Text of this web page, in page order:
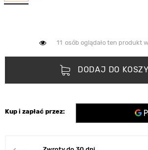
11 osób oglądało ten produkt
DODAJ DO
Kup i zapłać przez: